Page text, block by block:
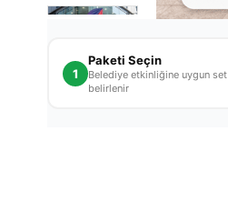
1
Paketi Seçin
Belediye etkinliğine uygun set
belirlenir